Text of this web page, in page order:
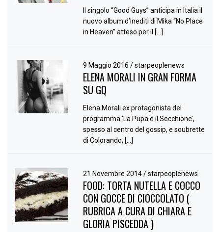
Il singolo “Good Guys” anticipa in Italia il
nuovo album d’inediti di Mika “No Place
in Heaven” atteso per il […]
9 Maggio 2016/ starpeoplenews
ELENA MORALI IN GRAN FORMA
SU GQ
Elena Morali ex protagonista del
programma ‘La Pupa e il Secchione’,
spesso al centro del gossip, e soubrette
di Colorando, […]
21 Novembre 2014/ starpeoplenews
FOOD: TORTA NUTELLA E COCCO
CON GOCCE DI CIOCCOLATO (
RUBRICA A CURA DI CHIARA E
GLORIA PISCEDDA )